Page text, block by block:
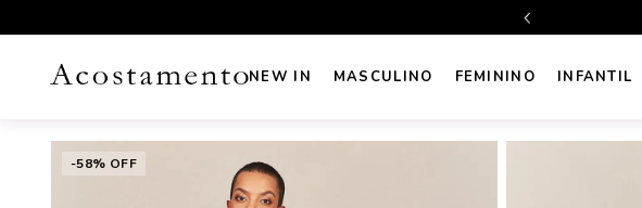
NEW IN MASCULINO FEMININO INFANTIL
-58% OFF